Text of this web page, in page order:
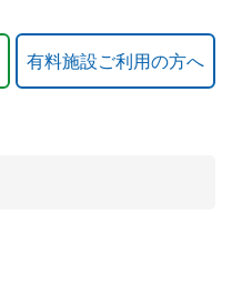
有料施設ご利用の方へ